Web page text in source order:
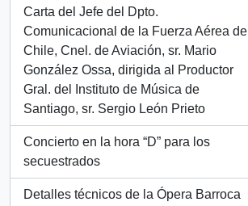
Carta del Jefe del Dpto.
Comunicacional de la Fuerza Aérea de
Chile, Cnel. de Aviación, sr. Mario
González Ossa, dirigida al Productor
Gral. del Instituto de Música de
Santiago, sr. Sergio León Prieto
Concierto en la hora “D” para los
secuestrados
Detalles técnicos de la Ópera Barroca